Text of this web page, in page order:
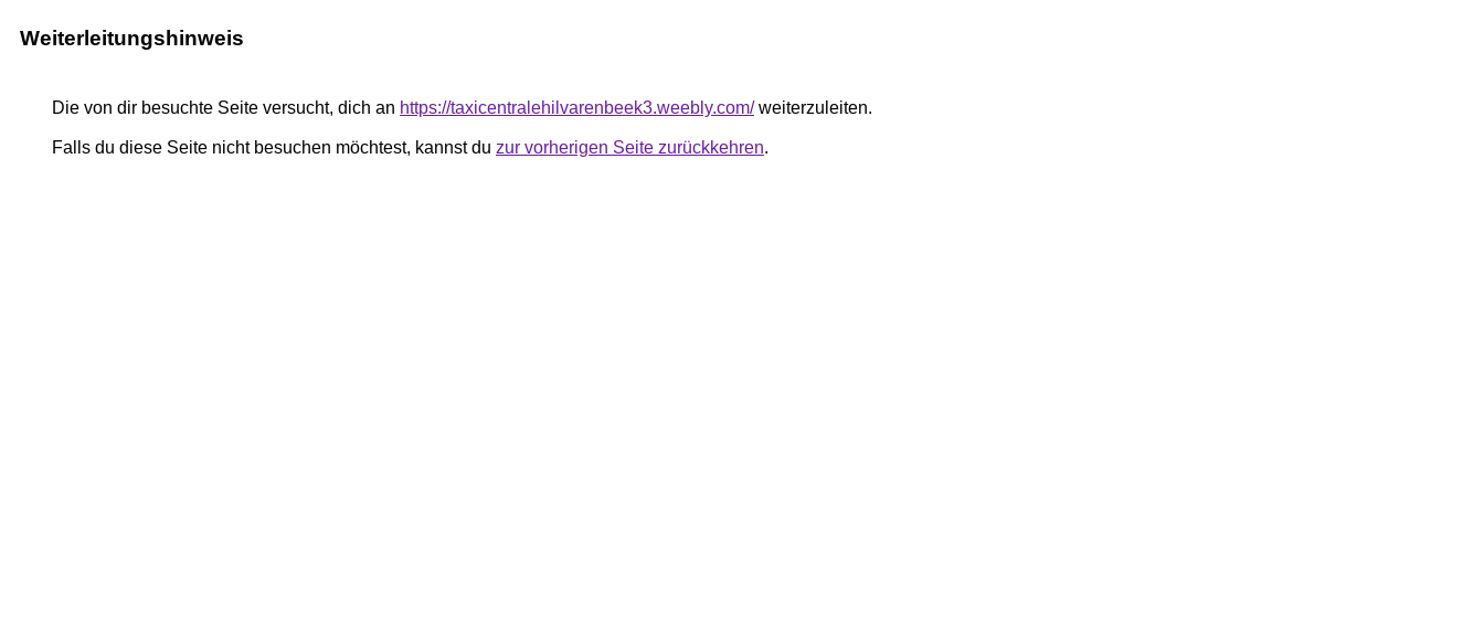
Weiterleitungshinweis
Die von dir besuchte Seite versucht, dich an https://taxicentralehilvarenbeek3.weebly.com/weiterzuleiten.
Falls du diese Seite nicht besuchen möchtest, kannst du zur vorherigen Seite zurückkehren.